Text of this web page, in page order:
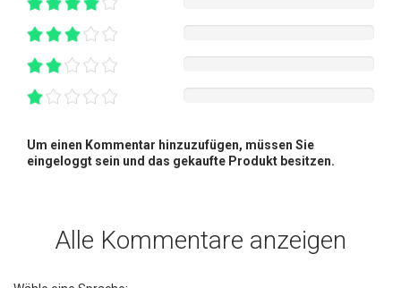
Um einen Kommentar hinzuzufügen, müssen Sie
eingeloggt sein und das gekaufte Produkt besitzen.
Alle Kommentare anzeigen